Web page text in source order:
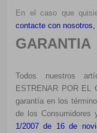
En el caso que
contacte con nosotros,
GARANTIA
Todos nuestros
ESTRENAR POR EL
garantía en los
de los Consumidores
1/2007 de 16 de